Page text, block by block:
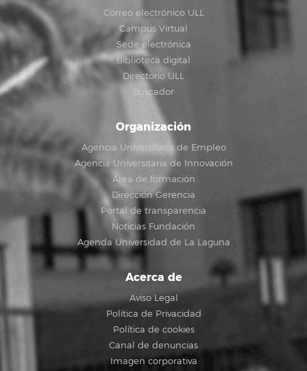
Correo electrónico ULL
Campus Virtual
Sede electrónica
Biblioteca digital
Directorio ULL
Buscador
Organización
Agencia Universitaria de Empleo
Agencia Universitaria de Innovación
Área de formación
Dirección Gerencia
Portal de transparencia
Noticias Fundación
Agenda Universidad de La Laguna
Acerca de
Aviso Legal
Política de Privacidad
Política de cookies
Canal de denuncias
Imagen corporativa